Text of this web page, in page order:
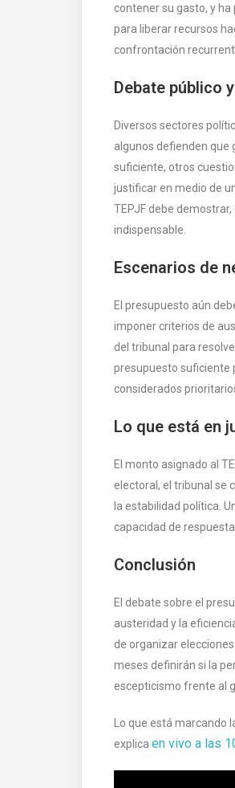
contener su gasto, y
para liberar recursos
confrontación
Debate público
Diversos sectores
algunos defienden que
suficiente, otros
justificar en medio de
TEPJF debe
indispensable.
Escenarios de
El presupuesto aún
imponer criterios de
del tribunal para
presupuesto suficiente
considerados
Lo que está en
El monto asignado al
electoral, el tribunal se
la estabilidad política.
capacidad de
Conclusión
El debate sobre el
austeridad y la
de organizar
meses definirán si la
escepticismo frente al
Lo que está marcando
explica en vivo a las